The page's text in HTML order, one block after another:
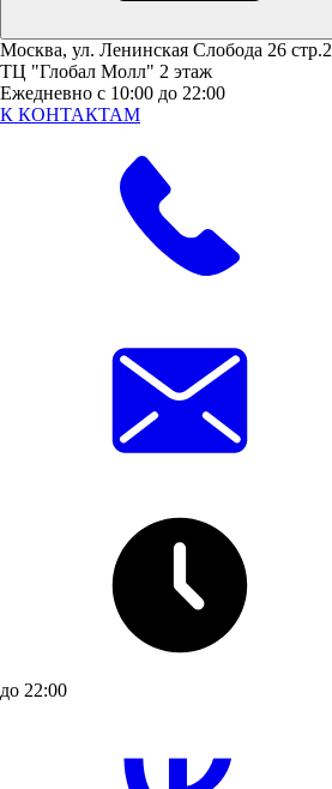
Москва, ул. Ленинская Слобода 26 стр.2
ТЦ "Глобал Молл" 2 этаж
Ежедневно с 10:00 до 22:00
К КОНТАКТАМ
до 22:00